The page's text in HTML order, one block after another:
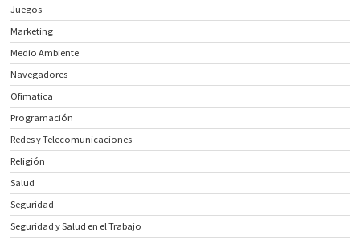
Juegos
Marketing
Medio Ambiente
Navegadores
Ofimatica
Programación
Redes y Telecomunicaciones
Religión
Salud
Seguridad
Seguridad y Salud en el Trabajo